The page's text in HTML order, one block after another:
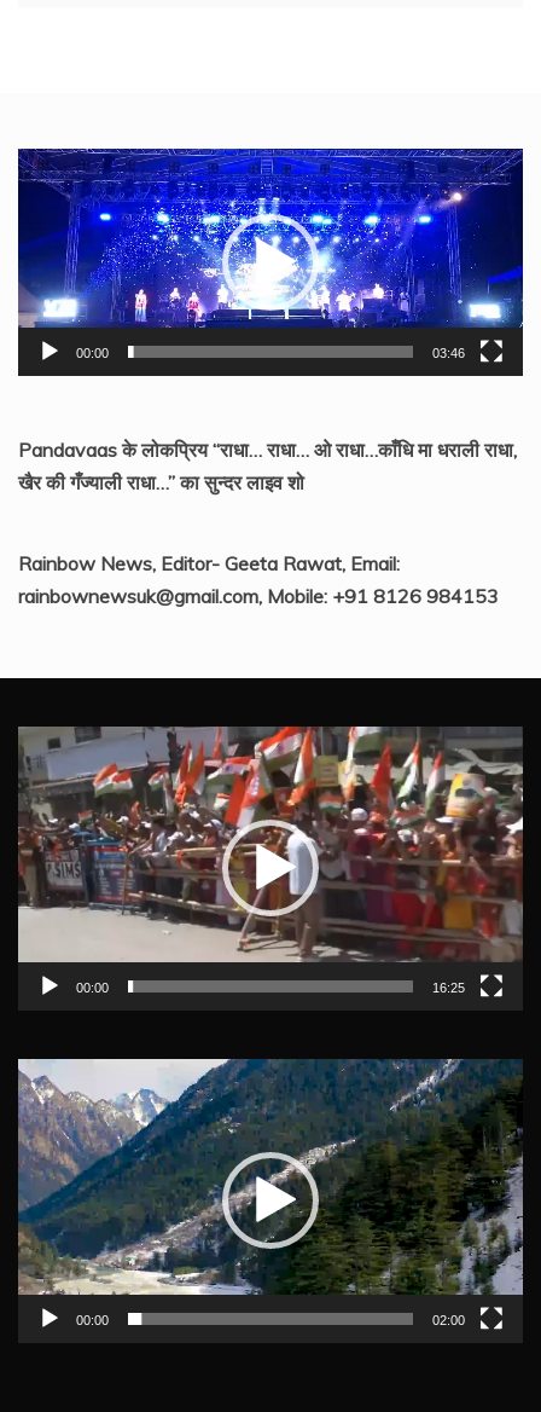
Video
Player
00:00 03:46
Pandavaas के लोकप्रिय “राधा… राधा… ओ राधा…काँधि मा धराली राधा,
खैर की गँज्याली राधा…” का सुन्दर लाइव शो
Rainbow News, Editor- Geeta Rawat, Email:
rainbownewsuk@gmail.com, Mobile: +91 8126 984153
Video
Player
00:00 16:25
Video
Player
00:00 02:00